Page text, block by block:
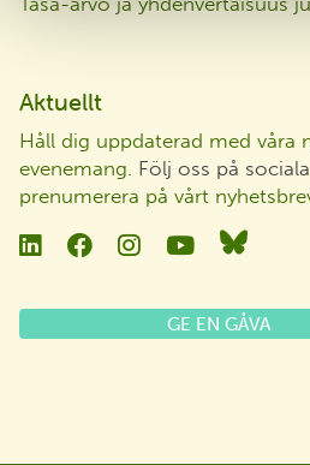
Aktuellt
Håll dig uppdaterad med våra
evenemang . Följ oss på
prenumerera på vårt
LinkedinFacebookInstagramYouTubeBluesky
GE EN GÅVA